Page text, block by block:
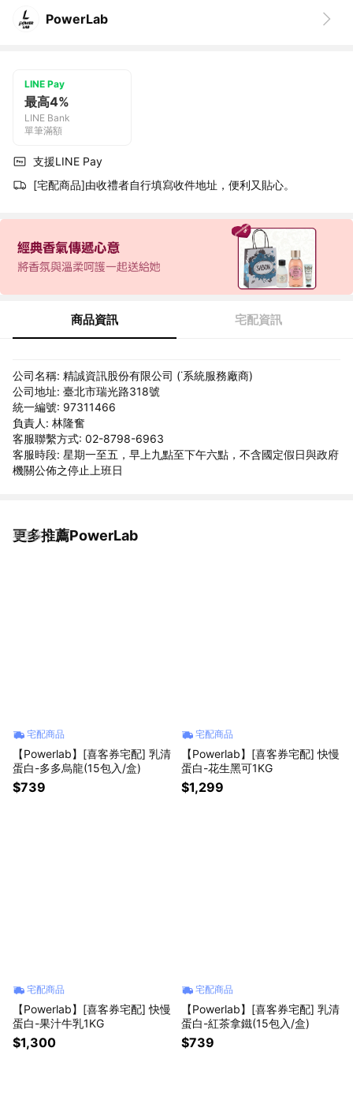
PowerLab
LINE Pay
最高4%
LINE Bank
單筆滿額
支援LINE Pay
[宅配商品]由收禮者自行填寫收件地址，便利又貼心。
商品資訊 宅配資訊
公司名稱: 精誠資訊股份有限公司 (˙系統服務廠商)
公司地址: 臺北市瑞光路318號
統一編號: 97311466
負責人: 林隆奮
客服聯繫方式: 02-8798-6963
客服時段: 星期一至五，早上九點至下午六點，不含國定假日與政府
機關公佈之停止上班日
更多推薦PowerLab
看更多
宅配商品
【Powerlab】[喜客券宅配] 乳清
蛋白-多多烏龍(15包入/盒)
$739
宅配商品
【Powerlab】[喜客券宅配] 快慢
蛋白-花生黑可1KG
$1,299
宅配商品
【Powerlab】[喜客券宅配] 快慢
蛋白-果汁牛乳1KG
$1,300
宅配商品
【Powerlab】[喜客券宅配] 乳清
蛋白-紅茶拿鐵(15包入/盒)
$739